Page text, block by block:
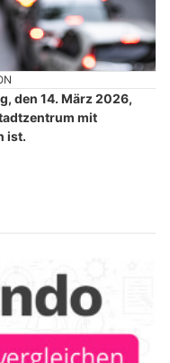
den 14. März 2026,
mit
ist.